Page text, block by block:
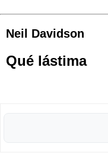
Neil Davidson
Qué lástima